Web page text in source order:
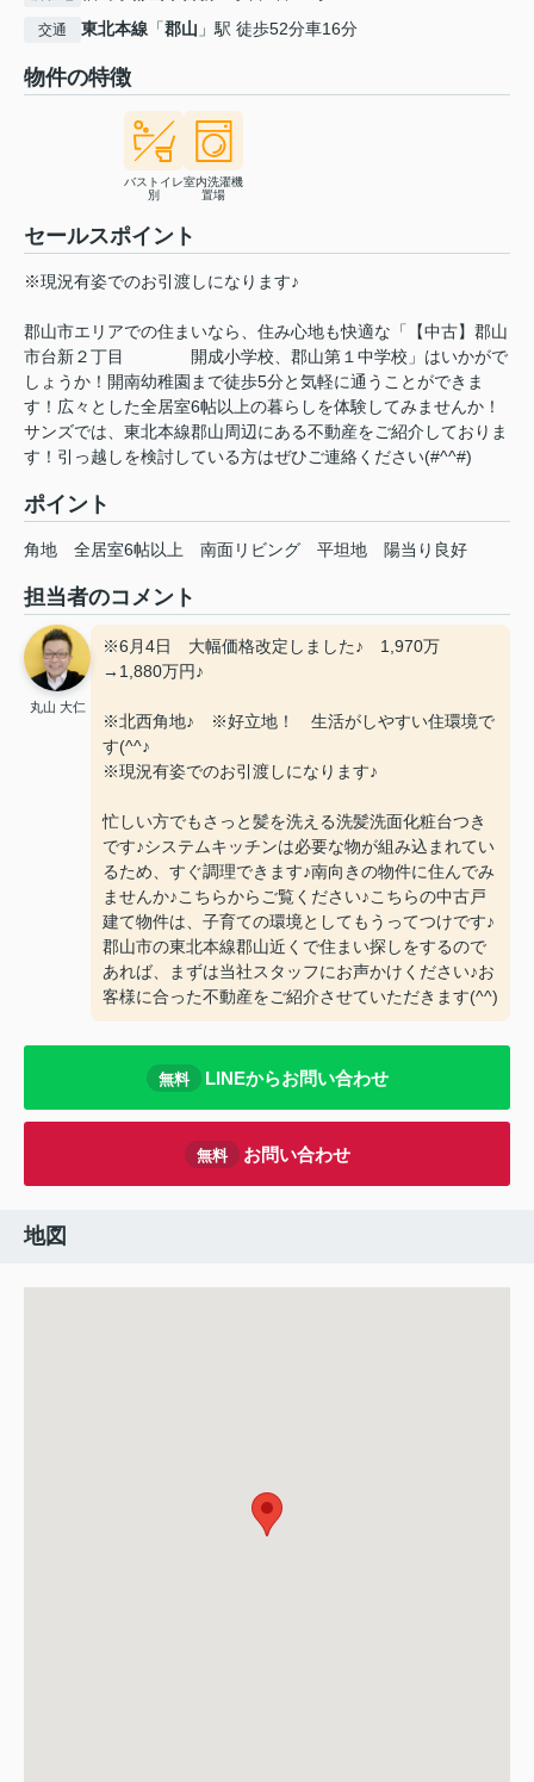
交通 東北本線 「郡山 」駅 徒歩52分車16分
物件の特徴
バストイレ
別
室内洗濯機
置場
セールスポイント
※現況有姿でのお引渡しになります♪
郡山市エリアでの住まいなら、住み心地も快適な「【中古】郡山
市台新２丁目 開成小学校、郡山第１中学校」はいかがで
しょうか！開南幼稚園まで徒歩5分と気軽に通うことができま
す！広々とした全居室6帖以上の暮らしを体験してみませんか！
サンズでは、東北本線郡山周辺にある不動産をご紹介しておりま
す！引っ越しを検討している方はぜひご連絡ください(#^^#)
ポイント
角地 全居室6帖以上 南面リビング 平坦地 陽当り良好
担当者のコメント
丸山 大仁
※6月4日 大幅価格改定しました♪ 1,970万
→1,880万円♪
※北西角地♪ ※好立地！ 生活がしやすい住環境で
す(^^♪
※現況有姿でのお引渡しになります♪
忙しい方でもさっと髪を洗える洗髪洗面化粧台つき
です♪システムキッチンは必要な物が組み込まれてい
るため、すぐ調理できます♪南向きの物件に住んでみ
ませんか♪こちらからご覧ください♪こちらの中古戸
建て物件は、子育ての環境としてもうってつけです♪
郡山市の東北本線郡山近くで住まい探しをするので
あれば、まずは当社スタッフにお声かけください♪お
客様に合った不動産をご紹介させていただきます(^^)
無料 LINEからお問い合わせ
無料 お問い合わせ
地図